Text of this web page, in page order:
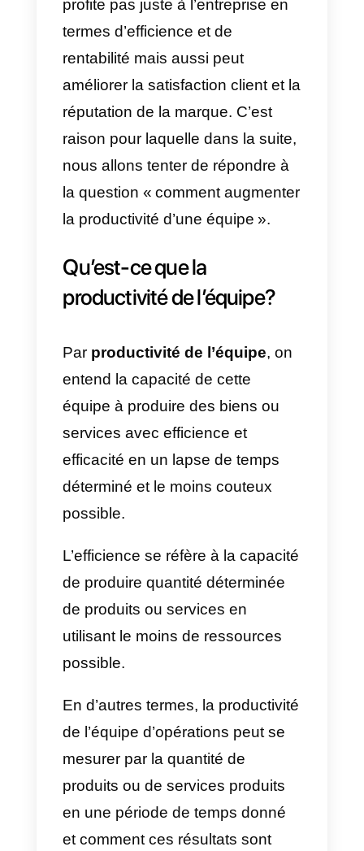
analyse de données et de
communications est nécessaire
pour l’établissement d’objectifs
claires et mesurables,
l’optimisation d’activités et de
l’amélioration continue de
Augmenter la productivité ne
termes d’efficience et de
rentabilité mais aussi peut
améliorer la satisfaction client et
réputation de la marque. C’est
raison pour laquelle dans la suite,
nous allons tenter de répondre à
la question « comment
la productivité d’une équipe ».
Qu’est-ce que la
Parproductivité de l’équipe
entend la capacité de cette
équipe à produire des biens ou